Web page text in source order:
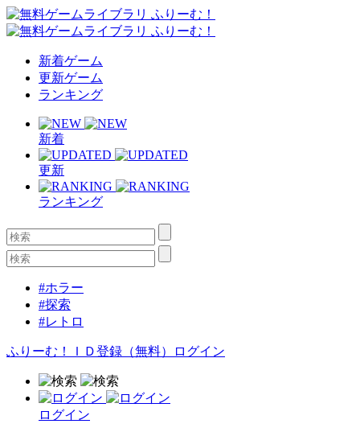
新着ゲーム
更新ゲーム
ランキング
新着
更新
ランキング
#ホラー
#探索
#レトロ
ふりーむ！ＩＤ登録（無料） ログイン
ログイン